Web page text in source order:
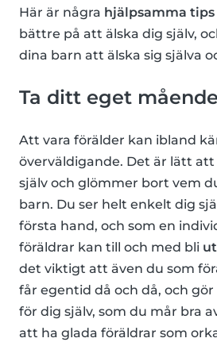
Här är några hjälpsamma tips
bättre på att älska dig själv,
dina barn att älska sig själva
Ta ditt eget
Att vara förälder kan ibland
överväldigande. Det är lätt
själv och glömmer bort vem
barn. Du ser helt enkelt dig
första hand, och som en
föräldrar kan till och med bli
det viktigt att även du som
får egentid då och då, och
för dig själv, som du mår bra
att ha glada föräldrar som